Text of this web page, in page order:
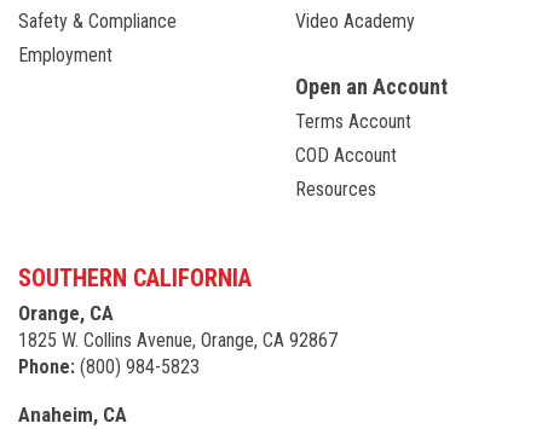
Safety & Compliance
Employment
Video Academy
Open an Account
Terms Account
COD Account
Resources
SOUTHERN CALIFORNIA
Orange, CA
1825 W. Collins Avenue, Orange, CA 92867
Phone: (800) 984-5823
Anaheim, CA